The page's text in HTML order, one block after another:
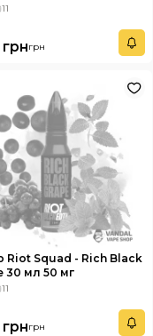
11
грн
Riot Squad - Rich Black
30 мл 50 мг
11
грн